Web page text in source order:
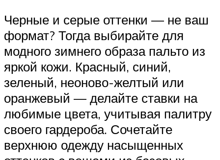
Черные и серые оттенки — не ваш
формат? Тогда выбирайте для
модного зимнего образа пальто из
яркой кожи. Красный, синий,
зеленый, неоново-желтый или
оранжевый — делайте ставки на
любимые цвета, учитывая палитру
своего гардероба. Сочетайте
верхнюю одежду насыщенных